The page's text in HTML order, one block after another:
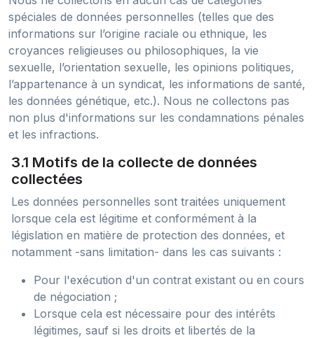
spéciales de données personnelles (telles que des
informations sur l’origine raciale ou ethnique, les
croyances religieuses ou philosophiques, la vie
sexuelle, l’orientation sexuelle, les opinions politiques,
l’appartenance à un syndicat, les informations de santé,
les données génétique, etc.). Nous ne collectons pas
non plus d'informations sur les condamnations pénales
et les infractions.
3.1 Motifs de la collecte de données
collectées
Les données personnelles sont traitées uniquement
lorsque cela est légitime et conformément à la
législation en matière de protection des données, et
notamment -sans limitation- dans les cas suivants :
Pour l'exécution d'un contrat existant ou en cours
de négociation ;
Lorsque cela est nécessaire pour des intérêts
légitimes, sauf si les droits et libertés de la